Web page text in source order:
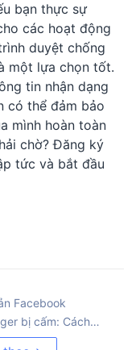
bạn thực sự
các hoạt động
duyệt chống
một lựa chọn tốt.
tin nhận dạng
có thể đảm bảo
mình hoàn toàn
chờ? Đăng ký
tức và bắt đầu
Facebook
bị cấm: Cách
[2023]